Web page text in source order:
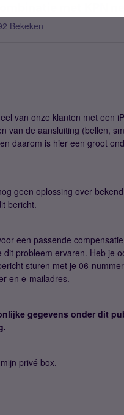
met KPN
Bekeken
van onze klanten met een
van de aansluiting (bellen,
daarom is hier een groot
geen oplossing over
bericht.
een passende
probleem ervaren. Heb je
sturen met je 06-
en e-mailadres.
gegevens onder dit
privé box.